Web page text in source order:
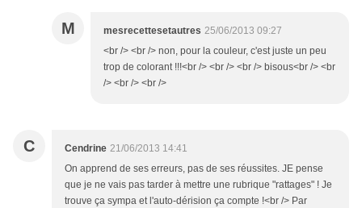
M mesrecettesetautres 25/06/2013 09:27
<br /> <br /> non, pour la couleur, c'est juste un peu
trop de colorant !!!<br /> <br /> <br /> bisous<br /> <br
/> <br /> <br />
C Cendrine 21/06/2013 14:41
On apprend de ses erreurs, pas de ses réussites. JE pense
que je ne vais pas tarder à mettre une rubrique "rattages" ! Je
trouve ça sympa et l'auto-dérision ça compte !<br /> Par